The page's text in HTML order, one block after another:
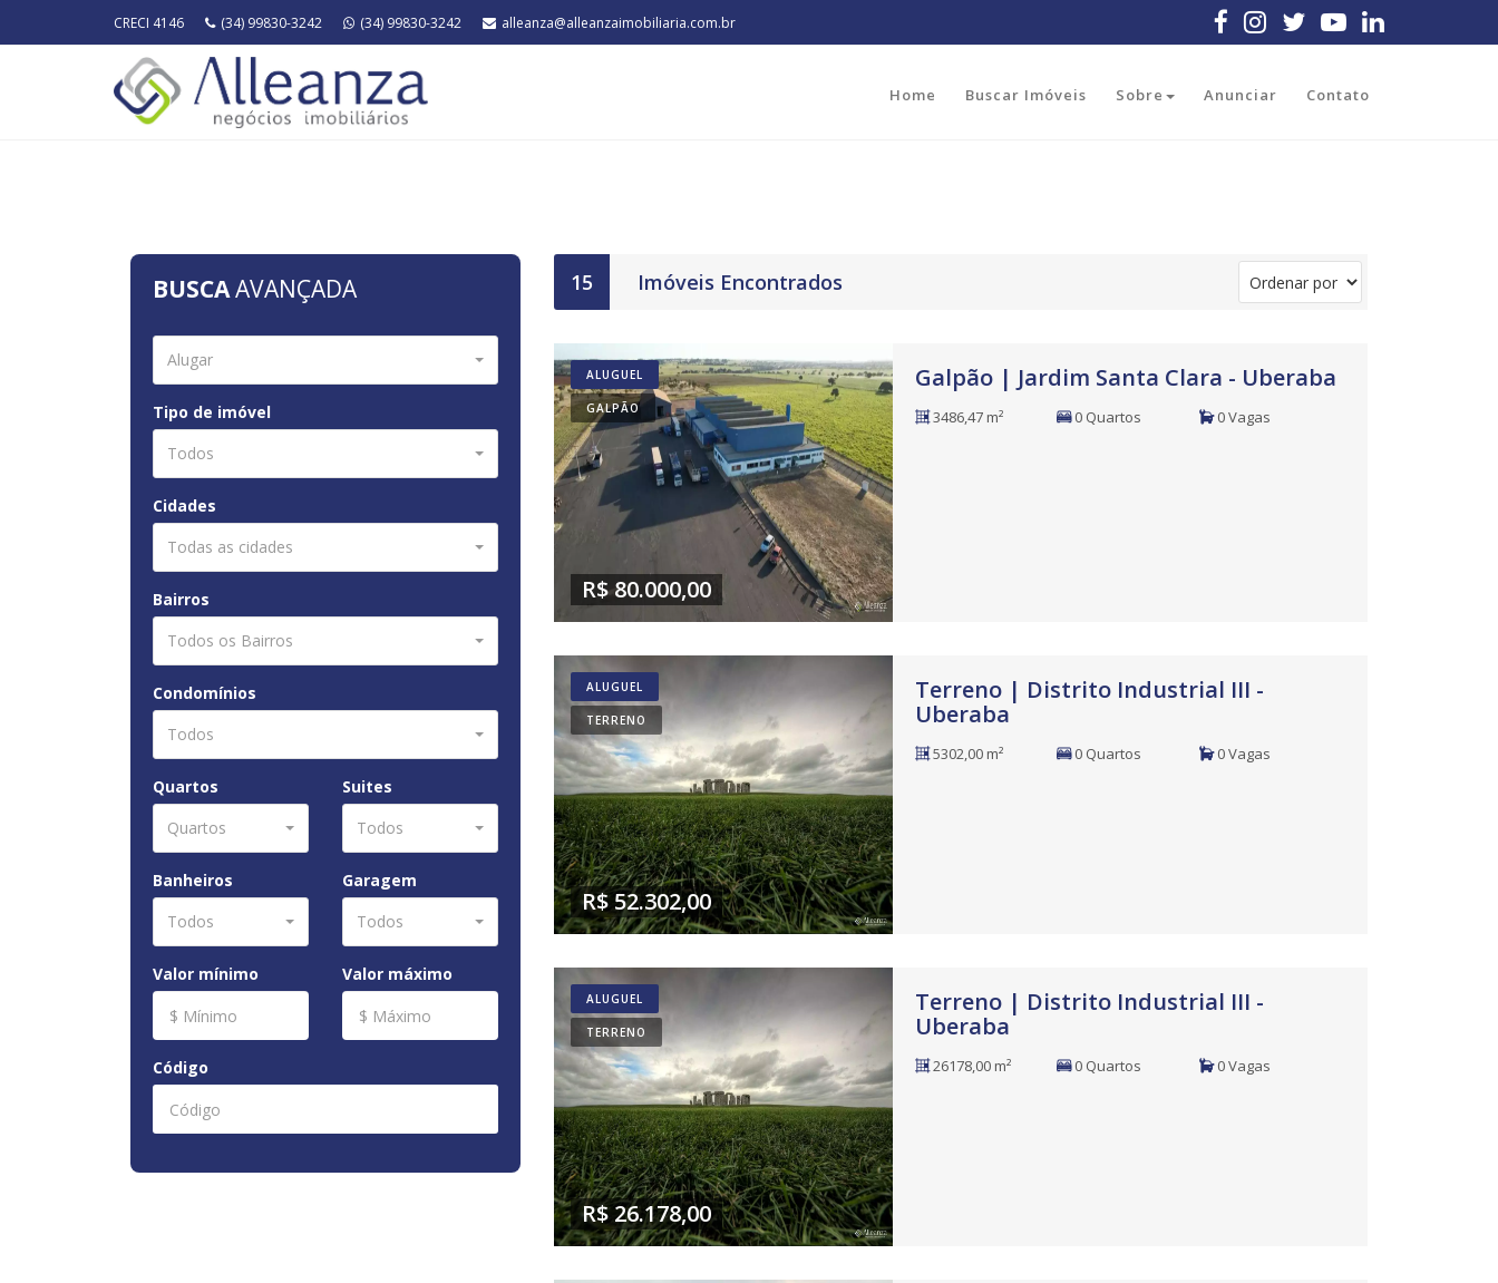
CRECI 4146 (34) 99830-3242 (34) 99830-3242 alleanza@alleanzaimobiliaria.com.br
Home Buscar Imóveis Sobre Anunciar Contato
BUSCAAVANÇADA
Alugar
Tipo de imóvel
Todos
Cidades
Todas as cidades
Bairros
Todos os Bairros
Condomínios
Todos
Quartos
Quartos
Suites
Todos
Banheiros
Todos
Garagem
Todos
Valor mínimo Valor máximo
Código
15 Imóveis Encontrados
ALUGUEL
GALPÃO
R$ 80.000,00
Galpão | Jardim Santa Clara - Uberaba
3486,47 m² 0 Quartos 0 Vagas
ALUGUEL
TERRENO
R$ 52.302,00
Terreno | Distrito Industrial III -
Uberaba
5302,00 m² 0 Quartos 0 Vagas
ALUGUEL
TERRENO
R$ 26.178,00
Terreno | Distrito Industrial III -
Uberaba
26178,00 m² 0 Quartos 0 Vagas